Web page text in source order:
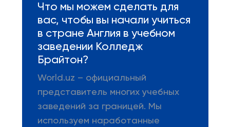
Что мы можем сделать для
вас, чтобы вы начали учиться
в стране Англия в учебном
заведении Колледж
Брайтон?
World.uz – официальный
представитель многих учебных
заведений за границей. Мы
используем наработанные